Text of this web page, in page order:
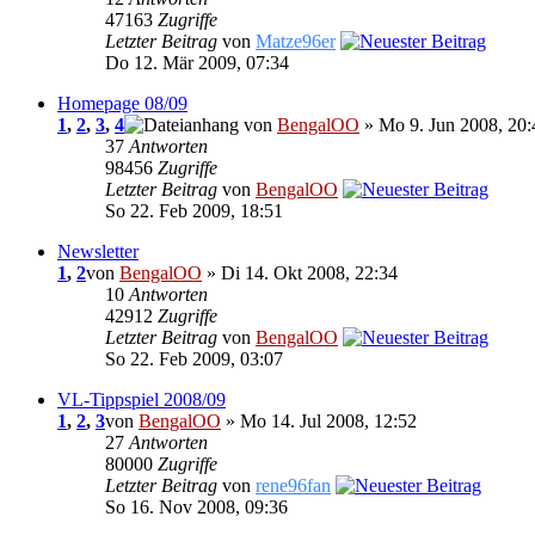
47163 Zugriffe
Letzter Beitrag von Matze96er
Do 12. Mär 2009, 07:34
Homepage 08/09
1, 2, 3, 4 von BengalOO » Mo 9. Jun 2008,
37 Antworten
98456 Zugriffe
Letzter Beitrag von BengalOO
So 22. Feb 2009, 18:51
Newsletter
1, 2von BengalOO » Di 14. Okt 2008, 22:34
10 Antworten
42912 Zugriffe
Letzter Beitrag von BengalOO
So 22. Feb 2009, 03:07
VL-Tippspiel 2008/09
1, 2, 3von BengalOO » Mo 14. Jul 2008, 12:52
27 Antworten
80000 Zugriffe
Letzter Beitrag von rene96fan
So 16. Nov 2008, 09:36